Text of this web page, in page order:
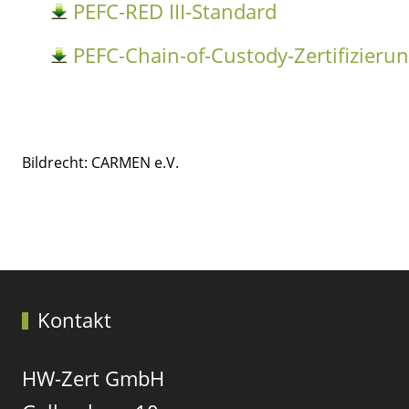
PEFC-RED III-Standard
PEFC-Chain-of-Custody-
Bildrecht: CARMEN e.V.
Kontakt
HW-Zert GmbH